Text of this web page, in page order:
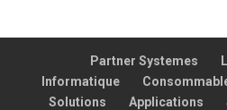
Partner Systemes
Informatique
Solutions
Applications